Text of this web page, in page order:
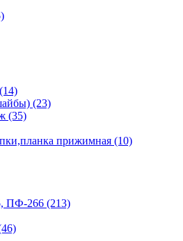
(23)
(35)
прижимная (10)
ПФ-266 (213)